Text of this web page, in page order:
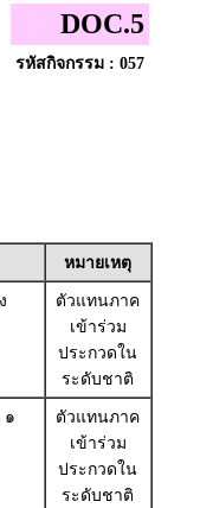
DOC.5
รหัสกิจกรรม : 057
หมายเหตุ
ตัวแทนภาค
เข้าร่วม
ประกวดใน
ระดับชาติ
๑
ตัวแทนภาค
เข้าร่วม
ประกวดใน
ระดับชาติ